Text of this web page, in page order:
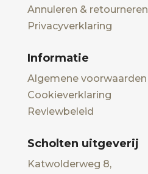
Annuleren & retourneren
Privacyverklaring
Informatie
Algemene voorwaarden
Cookieverklaring
Reviewbeleid
Scholten uitgeverij
Katwolderweg 8,